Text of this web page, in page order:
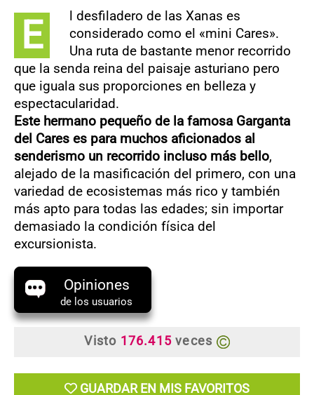
E
l desfiladero de las Xanas es
considerado como el «mini Cares».
Una ruta de bastante menor recorrido
que la senda reina del paisaje asturiano pero
que iguala sus proporciones en belleza y
espectacularidad.
Este hermano pequeño de la famosa Garganta
del Cares es para muchos aficionados al
senderismo un recorrido incluso más bello,
alejado de la masificación del primero, con una
variedad de ecosistemas más rico y también
más apto para todas las edades; sin importar
demasiado la condición física del
excursionista.
de los usuarios
Visto 176.415 veces
GUARDAR EN MIS FAVORITOS